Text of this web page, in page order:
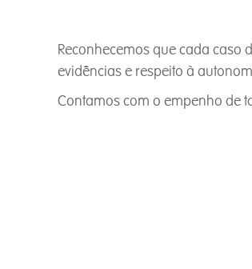
Reconhecemos que cada caso
evidências e respeito à
Contamos com o empenho de